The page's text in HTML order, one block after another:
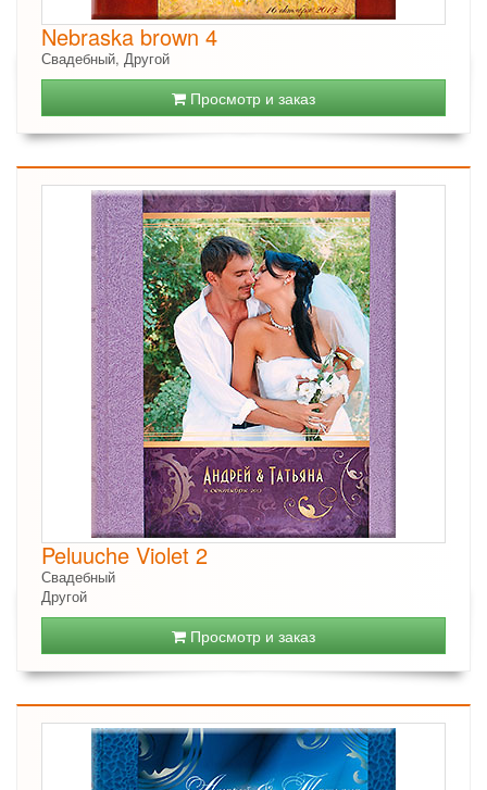
Nebraska brown 4
Свадебный, Другой
Просмотр и заказ
Peluuche Violet 2
Свадебный
Другой
Просмотр и заказ